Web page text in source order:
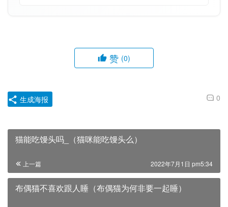
赞 (0)
0
生成海报
猫能吃馒头吗_（猫咪能吃馒头么）
上一篇 2022年7月1日 pm5:34
布偶猫不喜欢跟人睡（布偶猫为何非要一起睡）